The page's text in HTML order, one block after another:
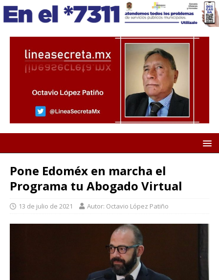
Pone Edoméx en marcha el
Programa tu Abogado Virtual
13 de julio de 2021 Autor: Octavio López Patiño